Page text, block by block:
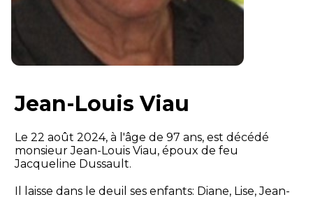
Jean-Louis Viau
Le 22 août 2024, à l'âge de 97 ans, est décédé
monsieur Jean-Louis Viau, époux de feu
Jacqueline Dussault.
Il laisse dans le deuil ses enfants: Diane, Lise, Jean-